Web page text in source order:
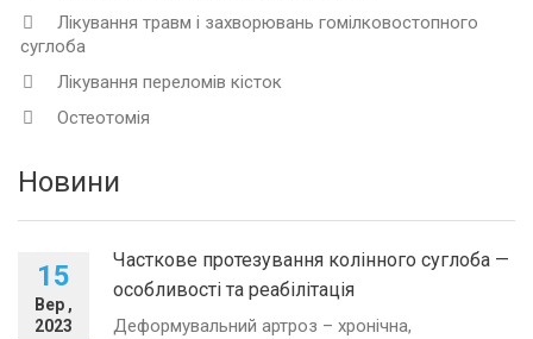
Лікування травм і захворювань гомілковостопного
суглоба
Лікування переломів кісток
Остеотомія
Новини
15
Вер ,
2023
Часткове протезування колінного суглоба —
особливості та реабілітація
Деформувальний артроз – хронічна,